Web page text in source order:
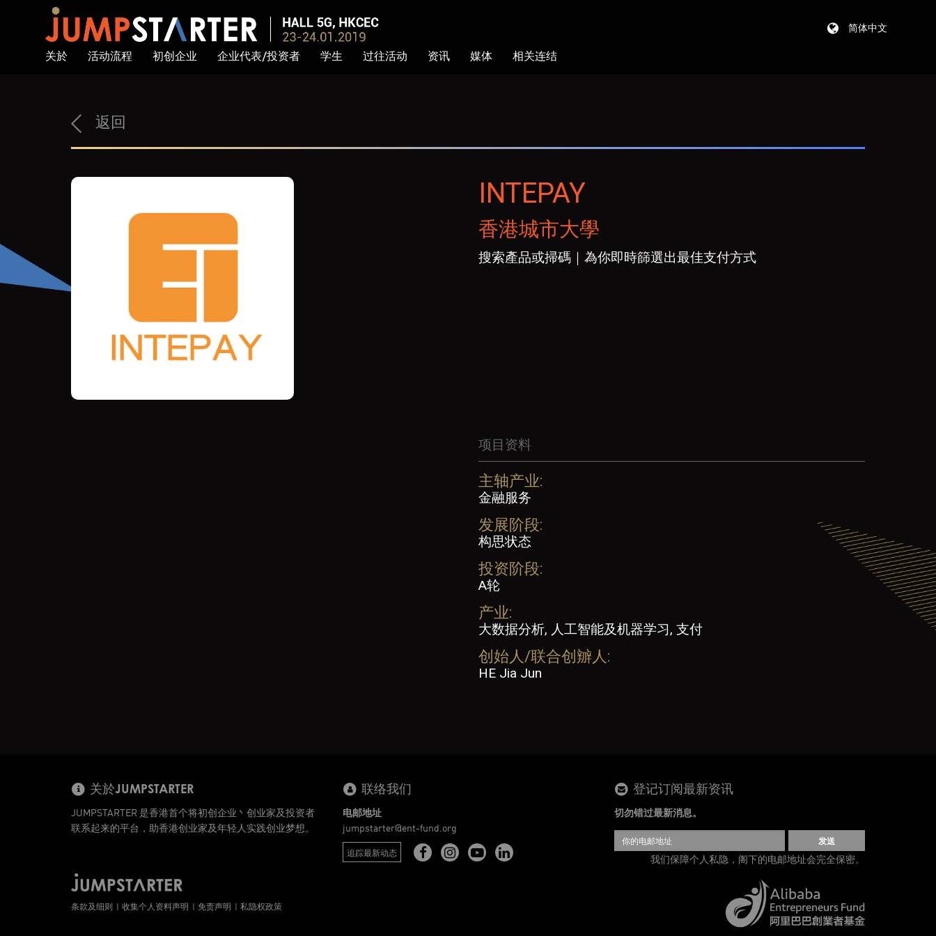
关於 活动流程 初创企业 企业代表/投资者 学生 过往活动 资讯 媒体 相关连结
简体中文
返回
INTEPAY
香港城市大學
搜索產品或掃碼｜為你即時篩選出最佳支付方式
项目资料
主轴产业:
金融服务
发展阶段:
构思状态
投资阶段:
A轮
产业:
大数据分析, 人工智能及机器学习, 支付
创始人/联合创辧人:
HE Jia Jun
关於JUMPSTARTER
JUMPSTARTER 是香港首个将初创企业丶创业家及投资者
联系起来的平台，助香港创业家及年轻人实践创业梦想。
联络我们
电邮地址
jumpstarter@ent-fund.org
追踪最新动态
登记订阅最新资讯
切勿错过最新消息。
发送
我们保障个人私隐，阁下的电邮地址会完全保密。
条款及细则 收集个人资料声明 免责声明 私隐权政策